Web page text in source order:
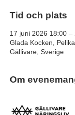
Tid och plats
17 juni 2026 18:00 –
Glada Kocken,
Gällivare, Sverige
Om